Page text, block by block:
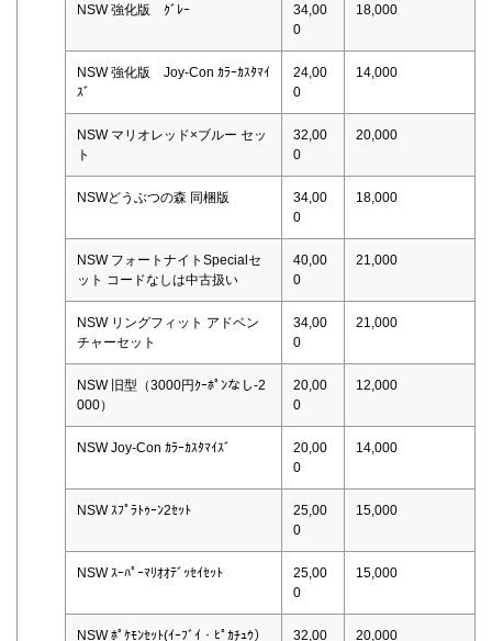
NSW 強化版 ｸﾞﾚｰ
34,00
0
18,000
NSW 強化版 Joy-Con ｶﾗｰｶｽﾀﾏｲ
ｽﾞ
24,00
0
14,000
NSW マリオレッド×ブルー セッ
ト
32,00
0
20,000
NSWどうぶつの森 同梱版
34,00
0
18,000
NSW フォートナイトSpecialセ
ット コードなしは中古扱い
40,00
0
21,000
NSW リングフィット アドベン
チャーセット
34,00
0
21,000
NSW 旧型（3000円ｸｰﾎﾟﾝなし-2
000）
20,00
0
12,000
NSW Joy-Con ｶﾗｰｶｽﾀﾏｲｽﾞ
20,00
0
14,000
NSW ｽﾌﾟﾗﾄｩｰﾝ2ｾｯﾄ
25,00
0
15,000
NSW ｽｰﾊﾟｰﾏﾘｵｵﾃﾞｯｾｲｾｯﾄ
25,00
0
15,000
NSW ﾎﾟｹﾓﾝｾｯﾄ(ｲｰﾌﾞｲ・ﾋﾟｶﾁｭｳ）
32,00
20,000